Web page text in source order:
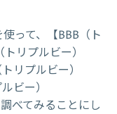
って、【BBB（ト
リプルビー）
リプルビー）
ビー）
べてみることにし